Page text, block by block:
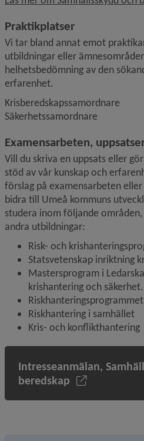
Praktikplatser
Vi tar bland annat emot
utbildningar eller
helhets­bedömning av den
erfarenhet.
Krisberedskapssamordnare
Säkerhetssamordnare
Examensarbeten,
Vill du skriva en uppsats eller
stöd av vår kunskap och
förslag på examensarbeten
bidra till Umeå kommuns
studera inom följande
andra utbildningar:
Risk- och
Statsvetenskap inriktning
Mastersprogram i
krishantering och säkerhet.
Riskhanteringsprogrammet
Riskhantering i samhället
Kris- och konflikthantering
Intresseanmälan,
beredskap